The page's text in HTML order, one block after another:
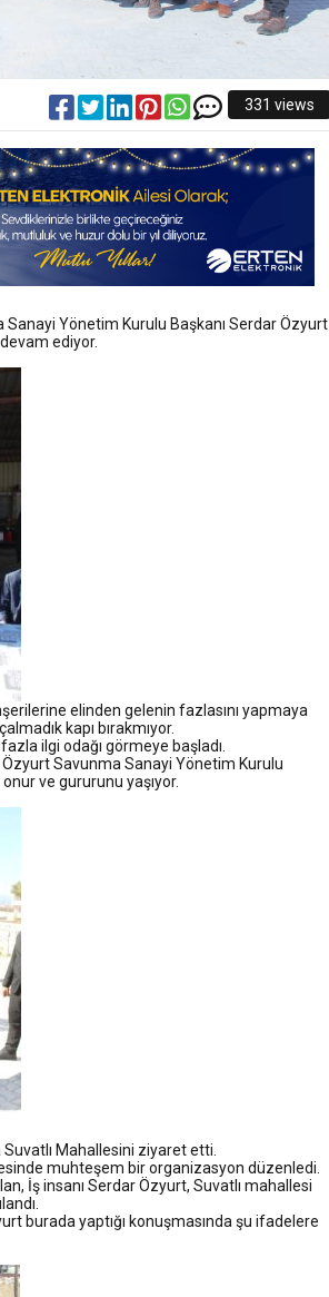
331 views
Yönetim Kurulu Başkanı Serdar Özyurt
ediyor.
elinden gelenin fazlasını yapmaya
kapı bırakmıyor.
ilgi odağı görmeye başladı.
Savunma Sanayi Yönetim Kurulu
ve gururunu yaşıyor.
Mahallesini ziyaret etti.
muhteşem bir organizasyon düzenledi.
İş insanı Serdar Özyurt, Suvatlı mahallesi
burada yaptığı konuşmasında şu ifadelere